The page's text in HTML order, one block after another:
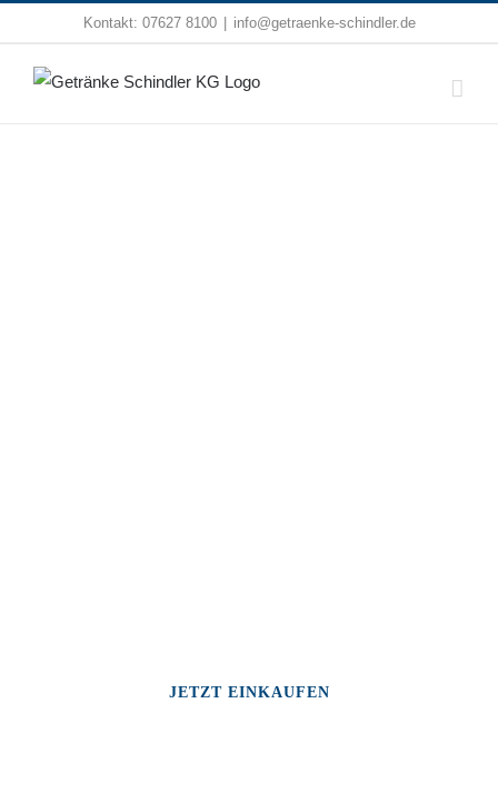
springen
Kontakt: 07627 8100 info@getraenke-schindler.de
JETZT EINKAUFEN